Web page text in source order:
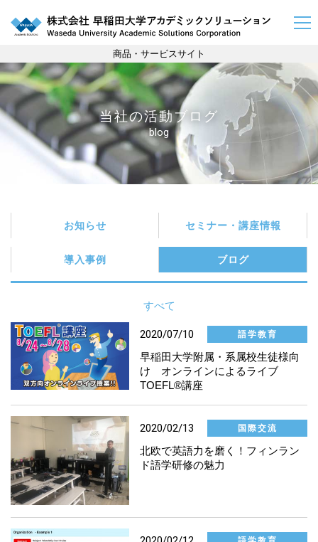
商品・サービスサイト
当社の活動ブログ
blog
お知らせ セミナー・講座情報
導入事例 ブログ
すべて
語学教育
研究推進
人材育成
2020/07/10 語学教育
早稲田大学附属・系属校生徒様向
け オンラインによるライブ
TOEFL®講座
2020/02/13 国際交流
北欧で英語力を磨く！フィンラン
ド語学研修の魅力